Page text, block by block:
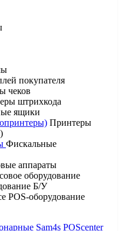
покупателя
чеков
штрихкода
ящики
Принтеры
Фискальные
аппараты
оборудование
Б/У
POS-оборудование
Sam4s POScenter